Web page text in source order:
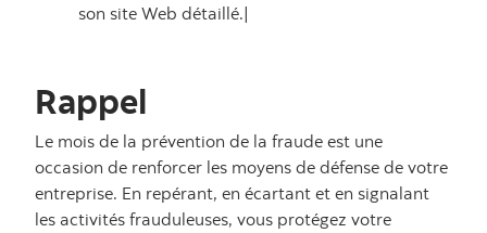
son site Web détaillé.|
Rappel
Le mois de la prévention de la fraude est une
occasion de renforcer les moyens de défense de votre
entreprise. En repérant, en écartant et en signalant
les activités frauduleuses, vous protégez votre